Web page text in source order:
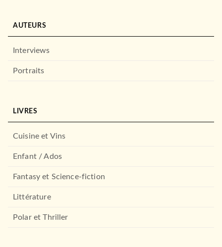
AUTEURS
Interviews
Portraits
LIVRES
Cuisine et Vins
Enfant / Ados
Fantasy et Science-fiction
Littérature
Polar et Thriller